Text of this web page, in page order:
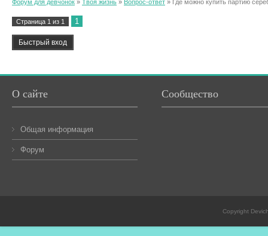
Форум для девчонок » Твоя жизнь » Вопрос-ответ » Где можно купить партию
Страница 1 из 1 1
О сайте
Общая информация
Форум
Сообщество
Copyright